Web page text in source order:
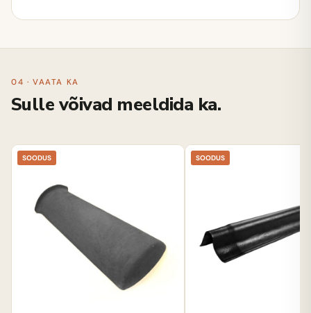
04 · VAATA KA
Sulle võivad meeldida ka.
SOODUS SOODUS